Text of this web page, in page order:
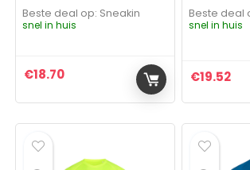
Beste deal op:
Sneakin
snel in huis
€18.70
Beste deal
snel in huis
€19.52